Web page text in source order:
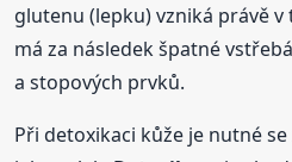
glutenu (lepku) vzniká právě
má za následek špatné
a stopových prvků.
Při detoxikaci kůže je nutné